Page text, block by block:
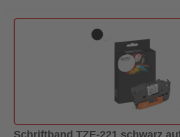
Schriftband TZE-221 schwarz